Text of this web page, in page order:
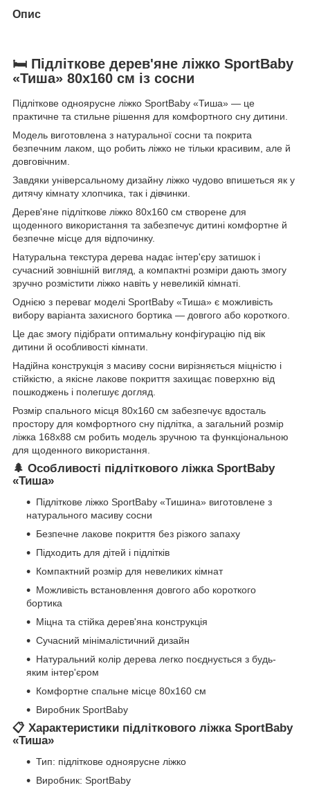
Опис
🛏️ Підліткове дерев'яне ліжко SportBaby
«Тиша» 80х160 см із сосни
Підліткове одноярусне ліжко SportBaby «Тиша» — це
практичне та стильне рішення для комфортного сну дитини.
Модель виготовлена з натуральної сосни та покрита
безпечним лаком, що робить ліжко не тільки красивим, але й
довговічним.
Завдяки універсальному дизайну ліжко чудово впишеться як у
дитячу кімнату хлопчика, так і дівчинки.
Дерев'яне підліткове ліжко 80х160 см створене для
щоденного використання та забезпечує дитині комфортне й
безпечне місце для відпочинку.
Натуральна текстура дерева надає інтер'єру затишок і
сучасний зовнішній вигляд, а компактні розміри дають змогу
зручно розмістити ліжко навіть у невеликій кімнаті.
Однією з переваг моделі SportBaby «Тиша» є можливість
вибору варіанта захисного бортика — довгого або короткого.
Це дає змогу підібрати оптимальну конфігурацію під вік
дитини й особливості кімнати.
Надійна конструкція з масиву сосни вирізняється міцністю і
стійкістю, а якісне лакове покриття захищає поверхню від
пошкоджень і полегшує догляд.
Розмір спального місця 80х160 см забезпечує вдосталь
простору для комфортного сну підлітка, а загальний розмір
ліжка 168х88 см робить модель зручною та функціональною
для щоденного використання.
🌲 Особливості підліткового ліжка SportBaby
«Тиша»
Підліткове ліжко SportBaby «Тишина» виготовлене з
натурального масиву сосни
Безпечне лакове покриття без різкого запаху
Підходить для дітей і підлітків
Компактний розмір для невеликих кімнат
Можливість встановлення довгого або короткого
бортика
Міцна та стійка дерев'яна конструкція
Сучасний мінімалістичний дизайн
Натуральний колір дерева легко поєднується з будь-
яким інтер'єром
Комфортне спальне місце 80х160 см
Виробник SportBaby
📋 Характеристики підліткового ліжка SportBaby
«Тиша»
Тип: підліткове одноярусне ліжко
Виробник: SportBaby